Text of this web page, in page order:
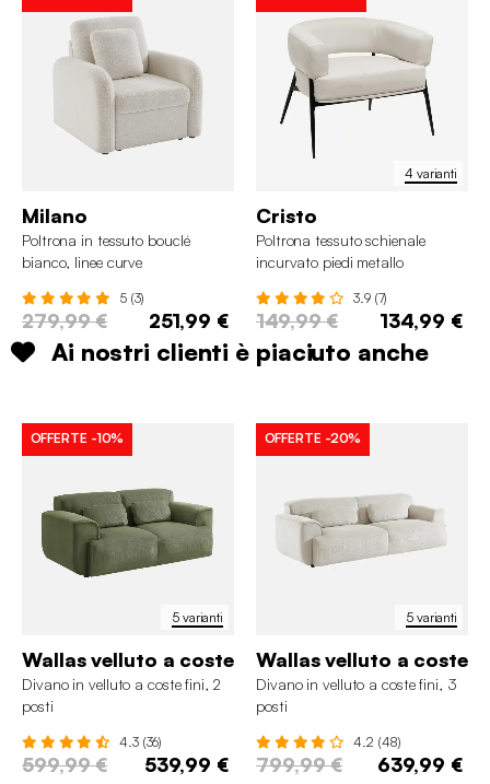
Milano
Poltrona in tessuto bouclé
bianco, linee curve
5 (3)
279,99 € 251,99 €
4 varianti
Cristo
Poltrona tessuto schienale
incurvato piedi metallo
3.9 (7)
149,99 € 134,99 €
Ai nostri clienti è piaciuto anche
5 varianti
OFFERTE -10%
Wallas velluto a coste
Divano in velluto a coste fini, 2
posti
4.3 (36)
599,99 € 539,99 €
5 varianti
OFFERTE -20%
Wallas velluto a coste
Divano in velluto a coste fini, 3
posti
4.2 (48)
799,99 € 639,99 €